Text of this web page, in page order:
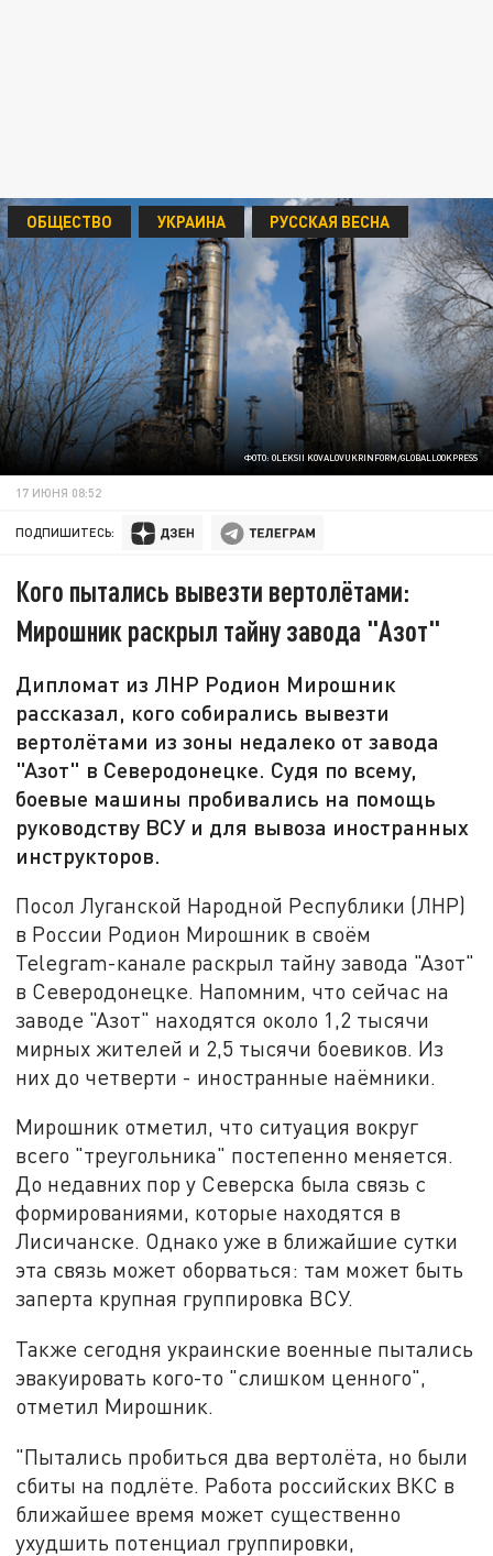
ФОТО: OLEKSII KOVALOVUKRINFORM/GLOBALLOOKPRESS
ОБЩЕСТВО УКРАИНА РУССКАЯ ВЕСНА
17 ИЮНЯ 08:52
ПОДПИШИТЕСЬ:
Кого пытались вывезти вертолётами:
Мирошник раскрыл тайну завода "Азот"
Дипломат из ЛНР Родион Мирошник
рассказал, кого собирались вывезти
вертолётами из зоны недалеко от завода
"Азот" в Северодонецке. Судя по всему,
боевые машины пробивались на помощь
руководству ВСУ и для вывоза иностранных
инструкторов.
Посол Луганской Народной Республики (ЛНР)
в России Родион Мирошник в своём
Telegram-канале раскрыл тайну завода "Азот"
в Северодонецке. Напомним, что сейчас на
заводе "Азот" находятся около 1,2 тысячи
мирных жителей и 2,5 тысячи боевиков. Из
них до четверти - иностранные наёмники.
Мирошник отметил, что ситуация вокруг
всего "треугольника" постепенно меняется.
До недавних пор у Северска была связь с
формированиями, которые находятся в
Лисичанске. Однако уже в ближайшие сутки
эта связь может оборваться: там может быть
заперта крупная группировка ВСУ.
Также сегодня украинские военные пытались
эвакуировать кого-то "слишком ценного",
отметил Мирошник.
"Пытались пробиться два вертолёта, но были
сбиты на подлёте. Работа российских ВКС в
ближайшее время может существенно
ухудшить потенциал группировки,